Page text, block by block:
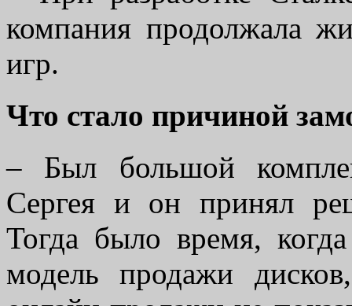
компания продолжала
игр.
Что стало причиной
– Был большой
Сергея и он принял
Тогда было время,
модель продажи